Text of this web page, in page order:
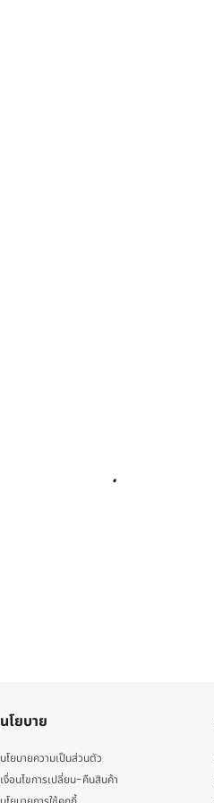
นโยบาย
นโยบายความเป็นส่วนตัว
เงื่อนไขการเปลี่ยน-คืนสินค้า